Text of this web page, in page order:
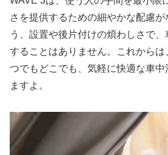
さを提供するための細やかな配慮
う、設置や後片付けの煩わしさで
することはありません。これからは
つでもどこでも、気軽に快適な車
ますよ。